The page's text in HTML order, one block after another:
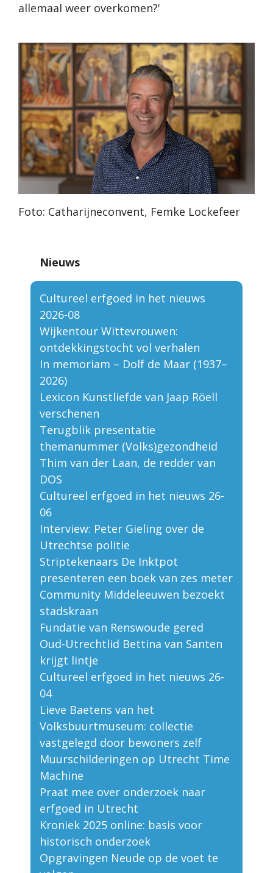
allemaal weer overkomen?'
Foto: Catharijneconvent, Femke Lockefeer
Nieuws
Cultureel erfgoed in het nieuws
2026-08
Wijkentour Wittevrouwen:
ontdekkingstocht vol verhalen
In memoriam – Dolf de Maar (1937–
2026)
Lexicon Kunstliefde van Jaap Röell
verschenen
Terugblik presentatie
themanummer (Volks)gezondheid
Thim van der Laan, de redder van
DOS
Cultureel erfgoed in het nieuws 26-
06
Interview: Peter Gieling over de
Utrechtse politie
Striptekenaars De Inktpot
presenteren een boek van zes meter
Community Middeleeuwen bezoekt
stadskraan
Fundatie van Renswoude gered
Oud-Utrechtlid Bettina van Santen
krijgt lintje
Cultureel erfgoed in het nieuws 26-
04
Lieve Baetens van het
Volksbuurtmuseum: collectie
vastgelegd door bewoners zelf
Muurschilderingen op Utrecht Time
Machine
Praat mee over onderzoek naar
erfgoed in Utrecht
Kroniek 2025 online: basis voor
historisch onderzoek
Opgravingen Neude op de voet te